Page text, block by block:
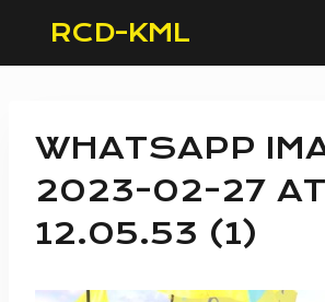
RCD-KML
WHATSAPP
2023-02-27 AT
12.05.53 (1)